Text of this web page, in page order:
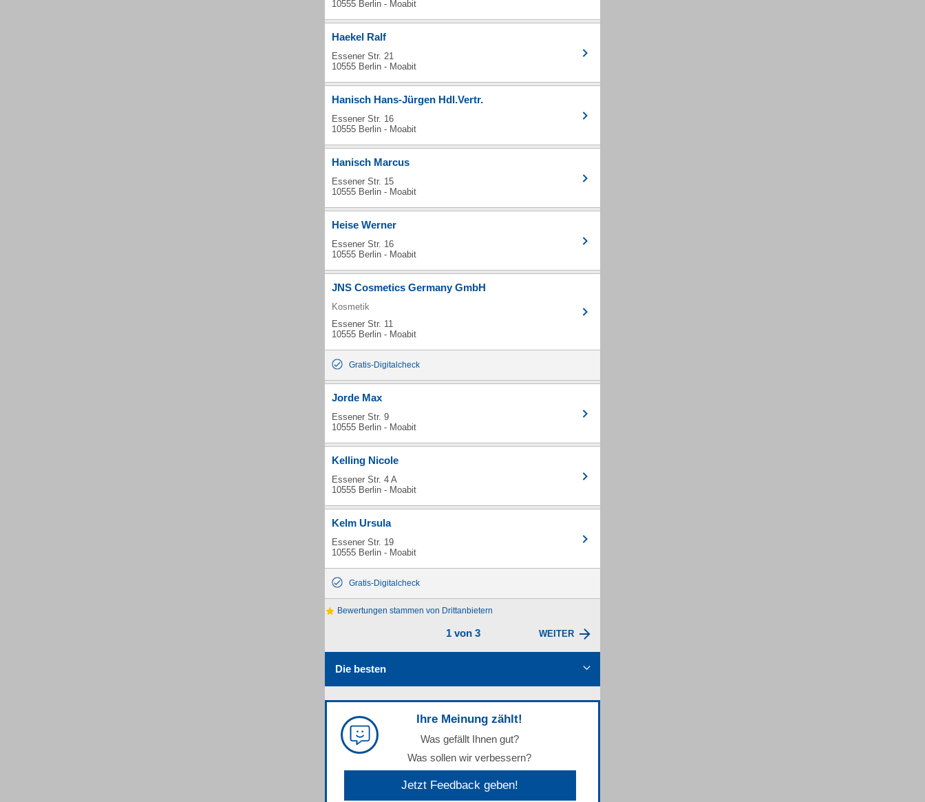
10555 Berlin - Moabit
Haekel Ralf
Essener Str. 21
10555 Berlin - Moabit
Hanisch Hans-Jürgen Hdl.Vertr.
Essener Str. 16
10555 Berlin - Moabit
Hanisch Marcus
Essener Str. 15
10555 Berlin - Moabit
Heise Werner
Essener Str. 16
10555 Berlin - Moabit
JNS Cosmetics Germany GmbH
Kosmetik
Essener Str. 11
10555 Berlin - Moabit
Gratis-Digitalcheck
Jorde Max
Essener Str. 9
10555 Berlin - Moabit
Kelling Nicole
Essener Str. 4 A
10555 Berlin - Moabit
Kelm Ursula
Essener Str. 19
10555 Berlin - Moabit
Gratis-Digitalcheck
Bewertungen stammen von Drittanbietern
1 von 3 WEITER
Die besten
Ihre Meinung zählt!
Was gefällt Ihnen gut?
Was sollen wir verbessern?
Jetzt Feedback geben!